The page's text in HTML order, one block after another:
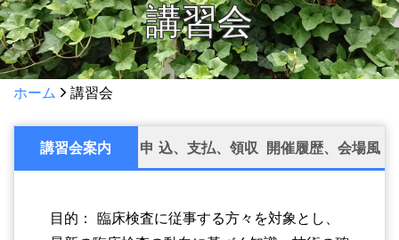
講習会
ホーム 講習会
講習会案内 申 込、支払、領収 開催履歴、会場風
目的： 臨床検査に従事する方々を対象とし、